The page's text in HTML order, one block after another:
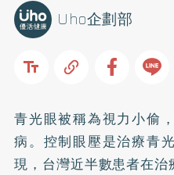
Uho企劃部
青光眼被稱為視力小偷
病。控制眼壓是治療青
現，台灣近半數患者在